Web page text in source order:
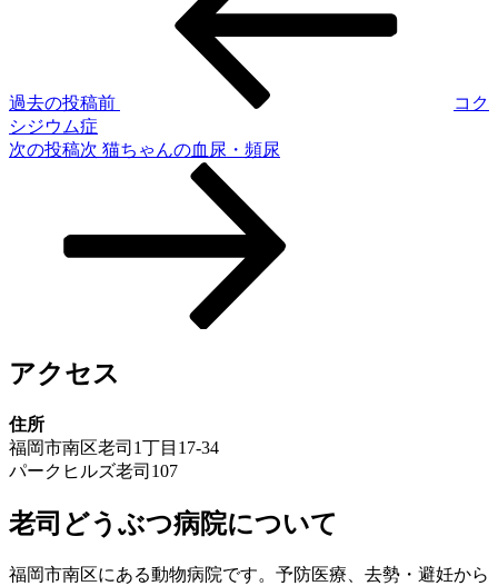
過去の投稿前
コク
シジウム症
次の投稿次 猫ちゃんの血尿・頻尿
アクセス
住所
福岡市南区老司1丁目17-34
パークヒルズ老司107
老司どうぶつ病院について
福岡市南区にある動物病院です。予防医療、去勢・避妊から